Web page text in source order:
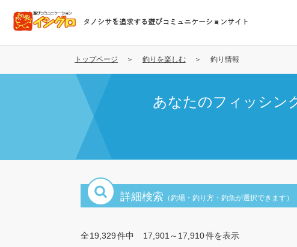
コ
テ
タノシサを追求する遊びコミュニケーションサイト
トップページ 釣りを楽しむ 釣り情報
あなたのフィッシン
詳細検索 （釣場・釣り方・釣魚が選択できます）
全19,329件中 17,901～17,910件を表示